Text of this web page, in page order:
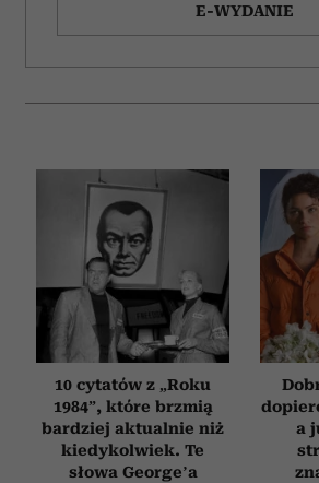
E-WYDANIE
10 cytatów z „Roku
1984”, które brzmią
bardziej aktualnie niż
kiedykolwiek. Te
słowa George’a
a